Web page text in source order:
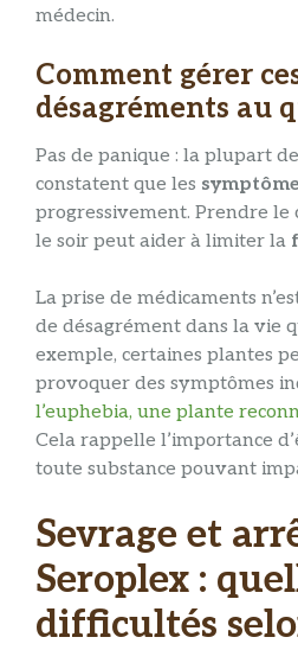
médecin.
Comment gérer
désagréments au
Pas de panique : la plupart
constatent que les
progressivement. Prendre
le soir peut aider à limiter la
La prise de médicaments
de désagrément dans la vie
exemple, certaines plantes
provoquer des symptômes
l’euphebia, une plante
Cela rappelle l’importance
toute substance pouvant
Sevrage et
Seroplex :
difficultés